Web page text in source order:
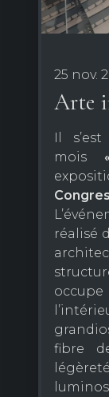
25 nov.
Arte
Il
mois
réalisé
fibre